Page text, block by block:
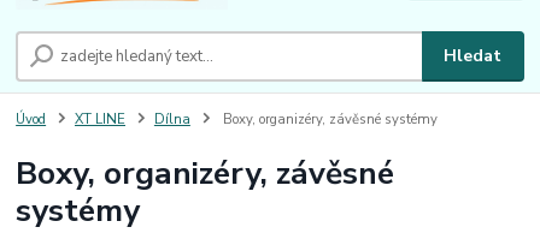
Hledat
Úvod XT LINE Dílna Boxy, organizéry, závěsné systémy
Boxy, organizéry, závěsné
systémy